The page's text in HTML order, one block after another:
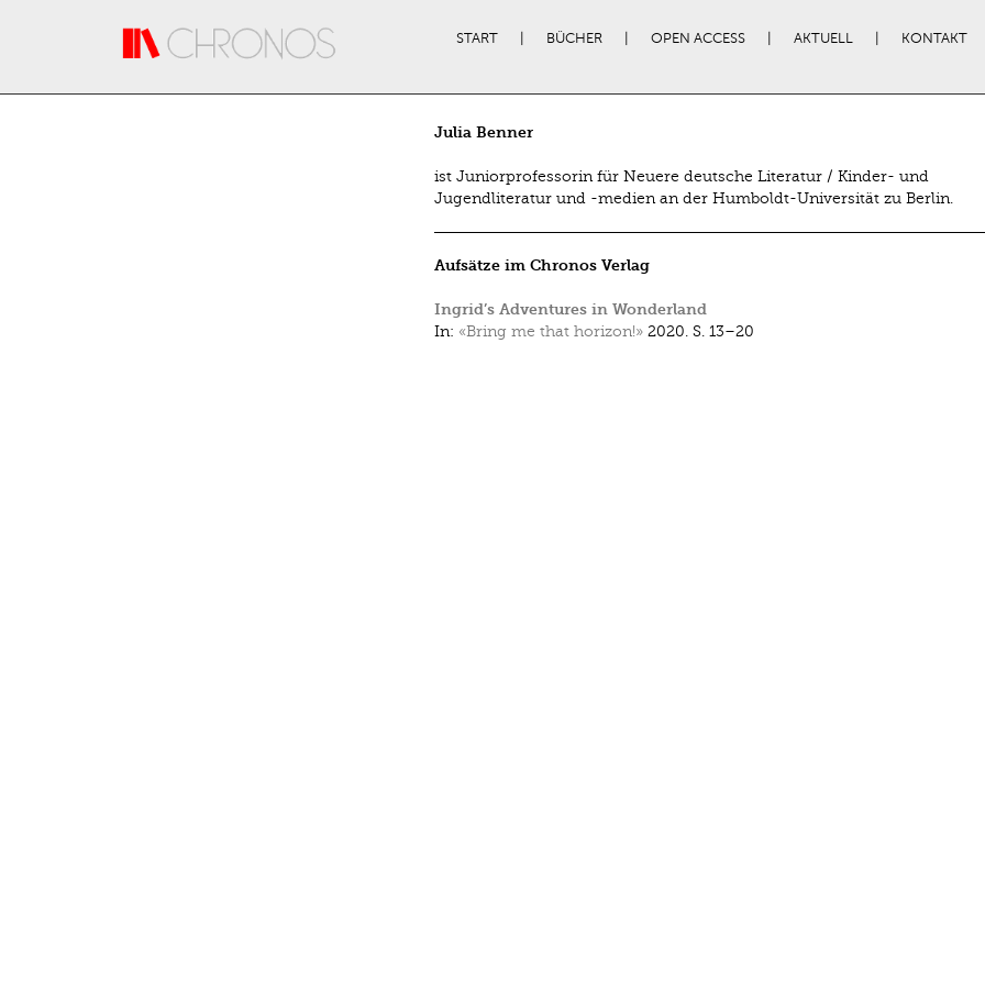
START BÜCHER OPEN ACCESS AKTUELL KONTAKT
Julia Benner
ist Juniorprofessorin für Neuere deutsche Literatur / Kinder- und
Jugendliteratur und -medien an der Humboldt-Universität zu Berlin.
Aufsätze im Chronos Verlag
Ingrid’s Adventures in Wonderland
In: «Bring me that horizon!» 2020. S. 13–20